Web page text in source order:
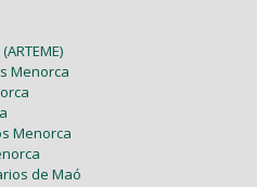
Menorca
Menorca
de Maó